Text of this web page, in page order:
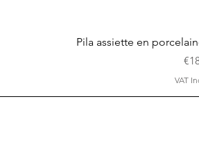
Pila assiette en
VAT